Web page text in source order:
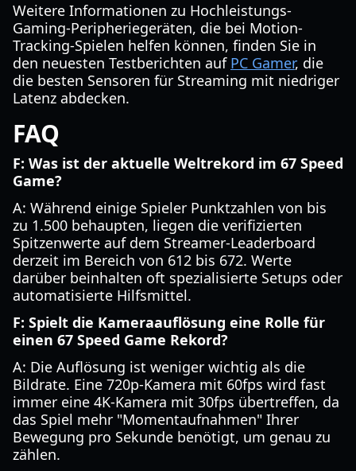
Weitere Informationen zu Hochleistungs-
Gaming-Peripheriegeräten, die bei Motion-
Tracking-Spielen helfen können, finden Sie in
den neuesten Testberichten auf PC Gamer, die
die besten Sensoren für Streaming mit niedriger
Latenz abdecken.
FAQ
F: Was ist der aktuelle Weltrekord im 67 Speed
Game?
A: Während einige Spieler Punktzahlen von bis
zu 1.500 behaupten, liegen die verifizierten
Spitzenwerte auf dem Streamer-Leaderboard
derzeit im Bereich von 612 bis 672. Werte
darüber beinhalten oft spezialisierte Setups oder
automatisierte Hilfsmittel.
F: Spielt die Kameraauflösung eine Rolle für
einen 67 Speed Game Rekord?
A: Die Auflösung ist weniger wichtig als die
Bildrate. Eine 720p-Kamera mit 60fps wird fast
immer eine 4K-Kamera mit 30fps übertreffen, da
das Spiel mehr "Momentaufnahmen" Ihrer
Bewegung pro Sekunde benötigt, um genau zu
zählen.